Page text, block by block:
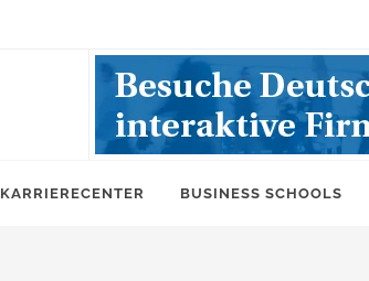
KARRIERECENTER BUSINESS SCHOOLS